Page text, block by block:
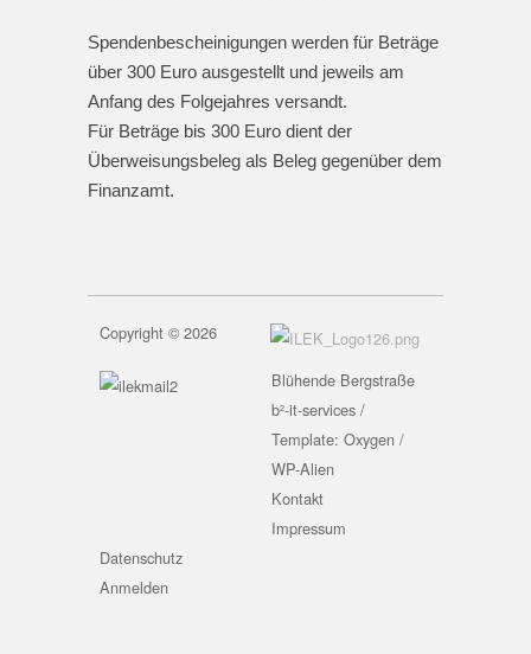
Spendenbescheinigungen werden für Beträge
über 300 Euro ausgestellt und jeweils am
Anfang des Folgejahres versandt.
Für Beträge bis 300 Euro dient der
Überweisungsbeleg als Beleg gegenüber dem
Finanzamt.
Copyright © 2026
Blühende Bergstraße
b²-it-services /
Template: Oxygen /
WP-Alien
Kontakt
Impressum
Datenschutz
Anmelden